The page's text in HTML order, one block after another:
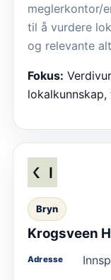
meglerkontor/
til å vurdere
og relevante
Fokus:
Bryn
Krogsveen
Adresse